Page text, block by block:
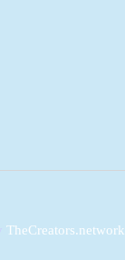
TheCreators.network